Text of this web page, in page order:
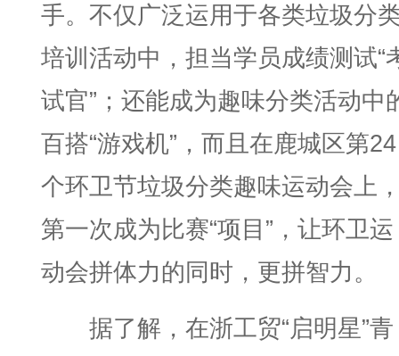
手。不仅广泛运用于各类垃圾分
培训活动中，担当学员成绩测试“
试官”；还能成为趣味分类活动中
百搭“游戏机”，而且在鹿城区第24
个环卫节垃圾分类趣味运动会上
第一次成为比赛“项目”，让环卫运
动会拼体力的同时，更拼智力。
据了解，在浙工贸“启明星”青